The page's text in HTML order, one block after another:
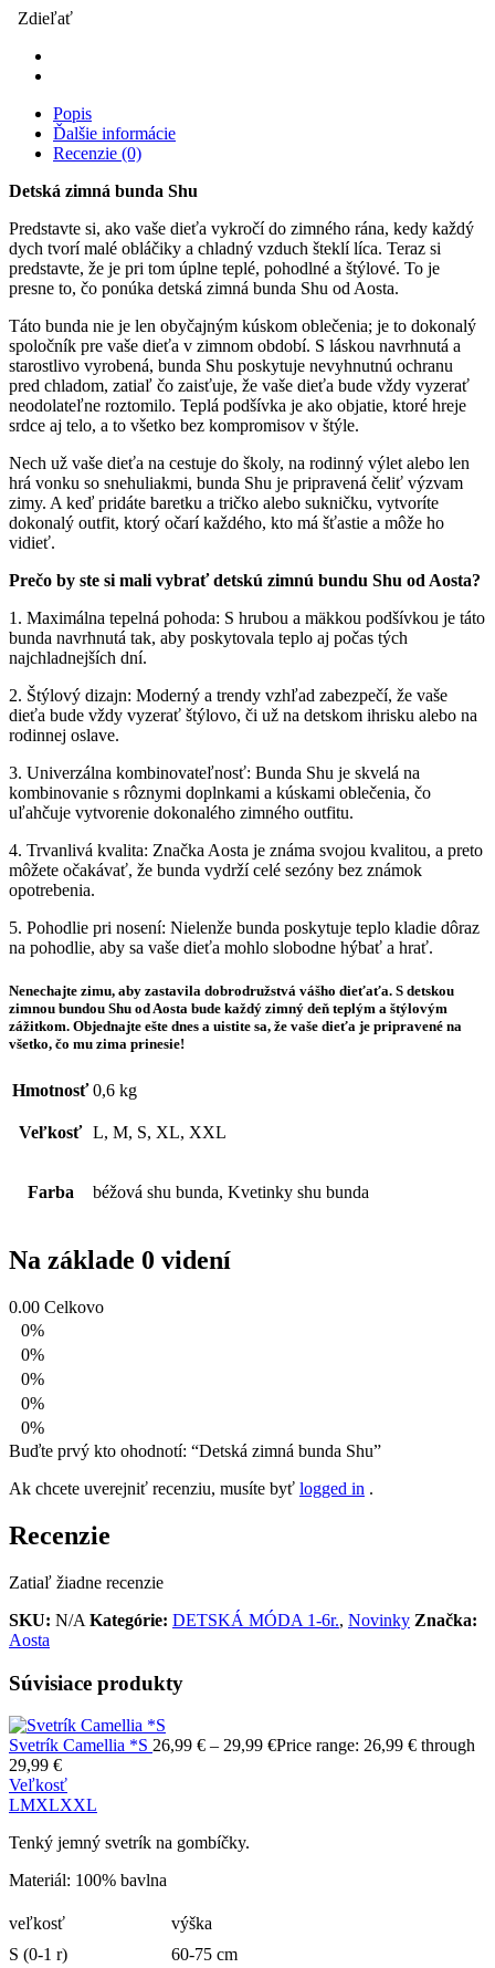
Zdieľať
Popis
Ďalšie informácie
Recenzie (0)
Detská zimná bunda Shu
Predstavte si, ako vaše dieťa vykročí do zimného rána, kedy každý
dych tvorí malé obláčiky a chladný vzduch šteklí líca. Teraz si
predstavte, že je pri tom úplne teplé, pohodlné a štýlové. To je
presne to, čo ponúka detská zimná bunda Shu od Aosta.
Táto bunda nie je len obyčajným kúskom oblečenia; je to dokonalý
spoločník pre vaše dieťa v zimnom období. S láskou navrhnutá a
starostlivo vyrobená, bunda Shu poskytuje nevyhnutnú ochranu
pred chladom, zatiaľ čo zaisťuje, že vaše dieťa bude vždy vyzerať
neodolateľne roztomilo. Teplá podšívka je ako objatie, ktoré hreje
srdce aj telo, a to všetko bez kompromisov v štýle.
Nech už vaše dieťa na cestuje do školy, na rodinný výlet alebo len
hrá vonku so snehuliakmi, bunda Shu je pripravená čeliť výzvam
zimy. A keď pridáte baretku a tričko alebo sukničku, vytvoríte
dokonalý outfit, ktorý očarí každého, kto má šťastie a môže ho
vidieť.
Prečo by ste si mali vybrať detskú zimnú bundu Shu od Aosta?
1. Maximálna tepelná pohoda: S hrubou a mäkkou podšívkou je táto
bunda navrhnutá tak, aby poskytovala teplo aj počas tých
najchladnejších dní.
2. Štýlový dizajn: Moderný a trendy vzhľad zabezpečí, že vaše
dieťa bude vždy vyzerať štýlovo, či už na detskom ihrisku alebo na
rodinnej oslave.
3. Univerzálna kombinovateľnosť: Bunda Shu je skvelá na
kombinovanie s rôznymi doplnkami a kúskami oblečenia, čo
uľahčuje vytvorenie dokonalého zimného outfitu.
4. Trvanlivá kvalita: Značka Aosta je známa svojou kvalitou, a preto
môžete očakávať, že bunda vydrží celé sezóny bez známok
opotrebenia.
5. Pohodlie pri nosení: Nielenže bunda poskytuje teplo kladie dôraz
na pohodlie, aby sa vaše dieťa mohlo slobodne hýbať a hrať.
Nenechajte zimu, aby zastavila dobrodružstvá vášho dieťaťa. S detskou
zimnou bundou Shu od Aosta bude každý zimný deň teplým a štýlovým
zážitkom. Objednajte ešte dnes a uistite sa, že vaše dieťa je pripravené na
všetko, čo mu zima prinesie!
Hmotnosť 0,6 kg
Veľkosť L, M, S, XL, XXL
Farba béžová shu bunda, Kvetinky shu bunda
Na základe 0 videní
0.00 Celkovo
0%
0%
0%
0%
0%
Buďte prvý kto ohodnotí: “Detská zimná bunda Shu”
Ak chcete uverejniť recenziu, musíte byť logged in .
Recenzie
Zatiaľ žiadne recenzie
SKU: N/A Kategórie: DETSKÁ MÓDA 1-6r., Novinky Značka:
Aosta
Súvisiace produkty
Svetrík Camellia *S 26,99 € – 29,99 €Price range: 26,99 € through
29,99 €
Veľkosť
LMXLXXL
Tenký jemný svetrík na gombíčky.
Materiál: 100% bavlna
veľkosť
výška
S (0-1 r)
60-75 cm